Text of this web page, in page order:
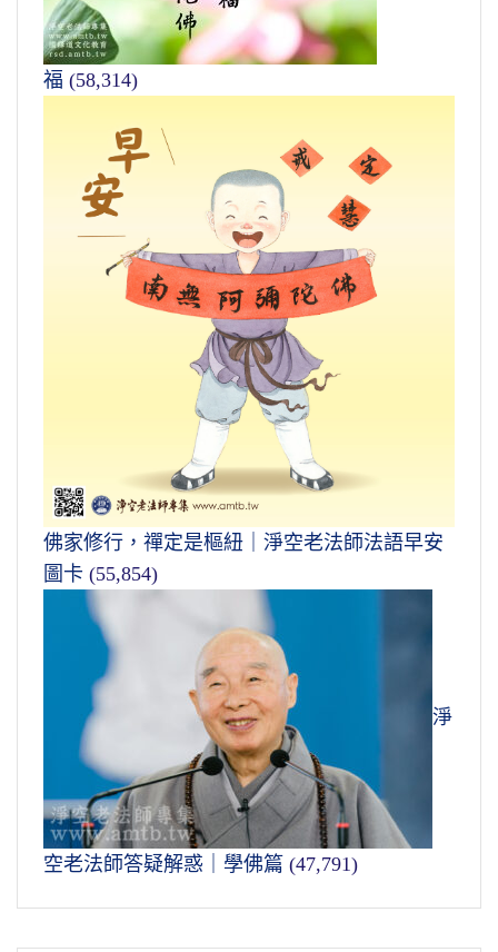
福 (58,314)
佛家修行，禪定是樞紐｜淨空老法師法語早安
圖卡 (55,854)
淨
空老法師答疑解惑｜學佛篇 (47,791)